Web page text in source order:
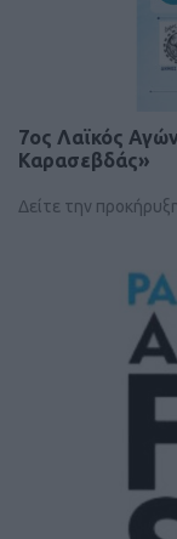
7ος Λαϊκός
Καρασεβδάς»
Δείτε την